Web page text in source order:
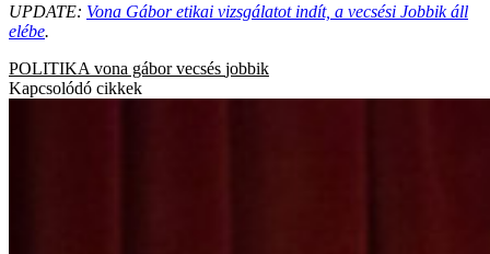
UPDATE: Vona Gábor etikai vizsgálatot indít, a vecsési Jobbik áll
elébe.
POLITIKA vona gábor vecsés jobbik
Kapcsolódó cikkek